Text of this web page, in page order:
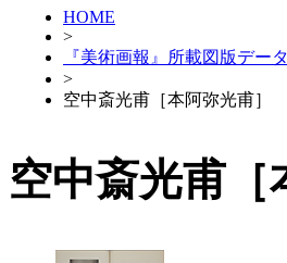
HOME
>
『美術画報』所載図版デー
>
空中斎光甫［本阿弥光甫］
空中斎光甫